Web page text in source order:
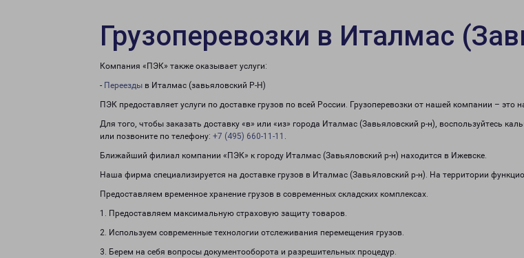
Грузоперевозки в Италмас
Компания «ПЭК» также оказывает услуги:
- Переезды в Италмас (завьяловский Р-Н)
ПЭК предоставляет услуги по доставке грузов по всей России. Грузоперевозки от нашей компании –
Для того, чтобы заказать доставку «в» или «из» города Италмас (Завьяловский р-н), воспользуйтесь
или позвоните по телефону: +7 (495) 660-11-11 .
Ближайший филиал компании «ПЭК» к городу Италмас (Завьяловский р-н) находится в Ижевске.
Наша фирма специализируется на доставке грузов в Италмас (Завьяловский р-н). На территории
Предоставляем временное хранение грузов в современных складских комплексах.
1. Предоставляем максимальную страховую защиту товаров.
2. Используем современные технологии отслеживания перемещения грузов.
3. Берем на себя вопросы документооборота и разрешительных процедур.